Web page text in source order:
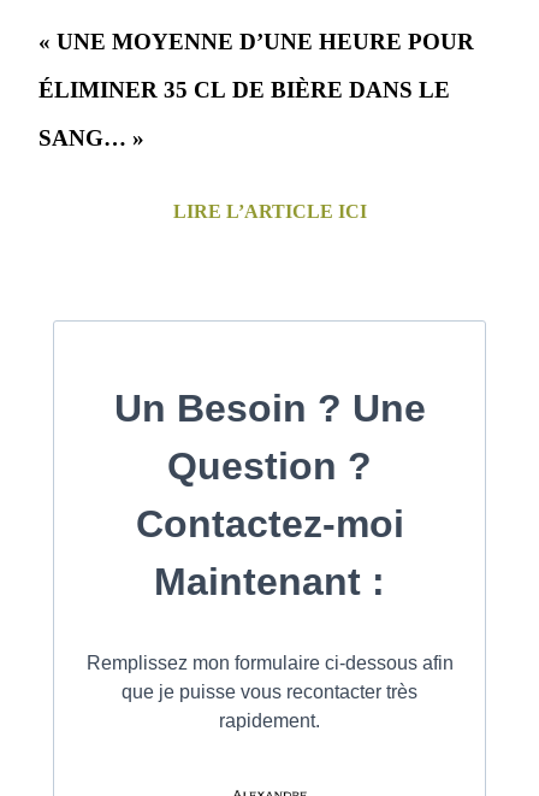
« UNE MOYENNE D’UNE HEURE POUR
ÉLIMINER 35 CL DE BIÈRE DANS LE
SANG… »
LIRE L’ARTICLE ICI
Un Besoin ? Une
Question ?
Contactez-moi
Maintenant :
Remplissez mon formulaire ci-dessous afin
que je puisse vous recontacter très
rapidement.